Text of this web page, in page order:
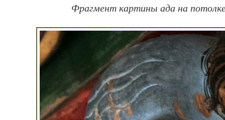
Фрагмент картины ада на